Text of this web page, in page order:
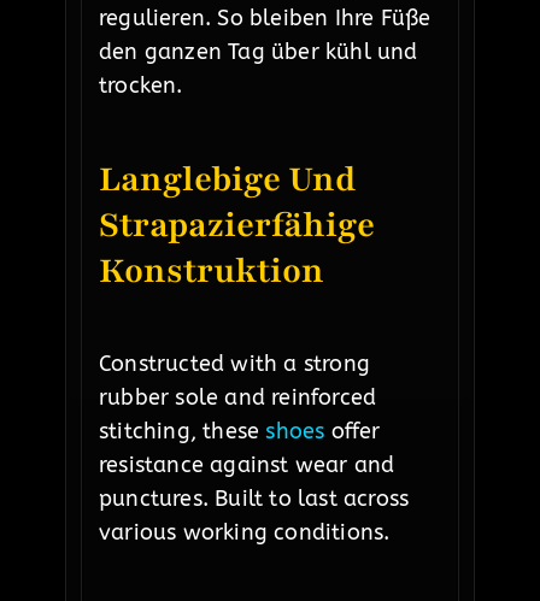
regulieren. So bleiben Ihre Füße
den ganzen Tag über kühl und
trocken.
Langlebige Und
Strapazierfähige
Konstruktion
Constructed with a strong
rubber sole and reinforced
stitching, theseshoes offer
resistance against wear and
punctures. Built to last across
various working conditions.